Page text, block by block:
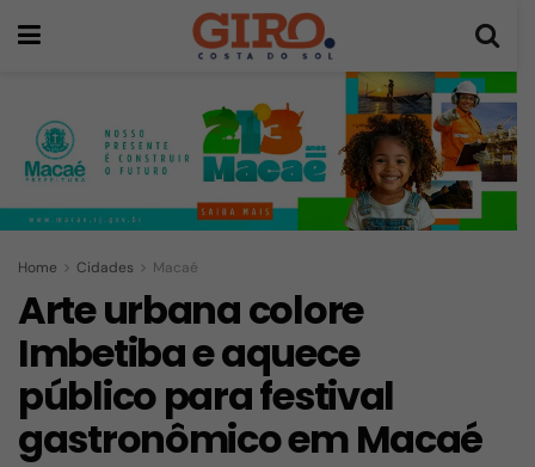
Home Cidades Macaé
Arte urbana colore
Imbetiba e aquece
público para festival
gastronômico em Macaé